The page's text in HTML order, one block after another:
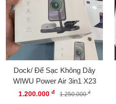
Dock/ Đế Sạc Không Dây
WIWU Power Air 3in1 X23
1.200.000 đ 1.250.000đ